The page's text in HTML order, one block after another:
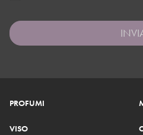
PROFUMI
VISO